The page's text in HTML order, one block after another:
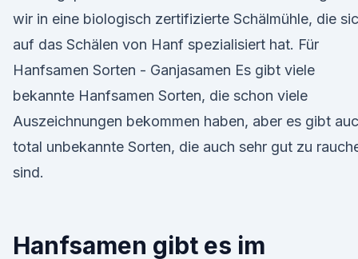
wir in eine biologisch zertifizierte Schälmühle, die
auf das Schälen von Hanf spezialisiert hat. Für
Hanfsamen Sorten - Ganjasamen Es gibt viele
bekannte Hanfsamen Sorten, die schon viele
Auszeichnungen bekommen haben, aber es gibt
total unbekannte Sorten, die auch sehr gut zu
sind.
Hanfsamen gibt es im